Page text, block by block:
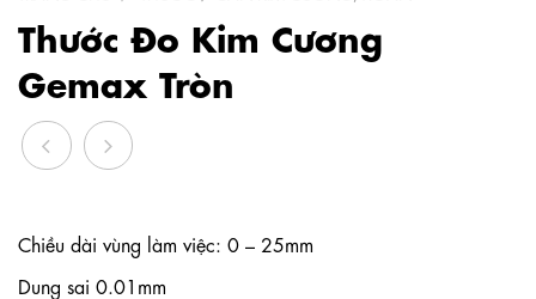
Thước Đo Kim Cương
Gemax Tròn
Chiều dài vùng làm việc: 0 – 25mm
Dung sai 0.01mm